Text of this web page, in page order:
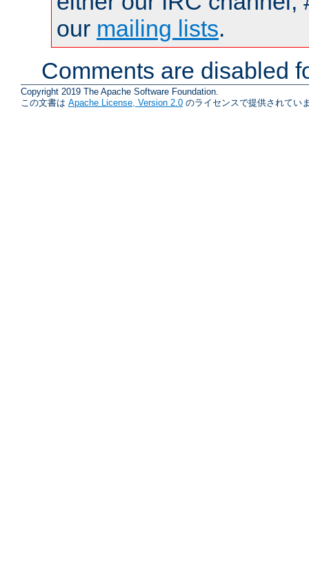
our mailing lists.
Comments are disabled
Copyright 2019 The Apache Software Foundation.
この文書は Apache License, Version 2.0 のライセンスで提供されてい